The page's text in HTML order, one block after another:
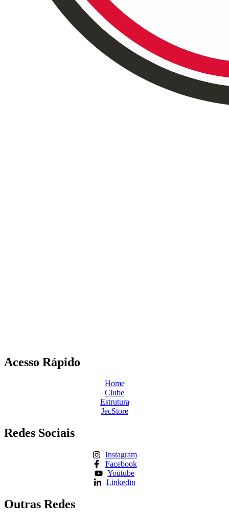
Acesso Rápido
Home
Clube
Estrutura
JecStore
Redes Sociais
Instagram
Facebook
Youtube
Linkedin
Outras Redes